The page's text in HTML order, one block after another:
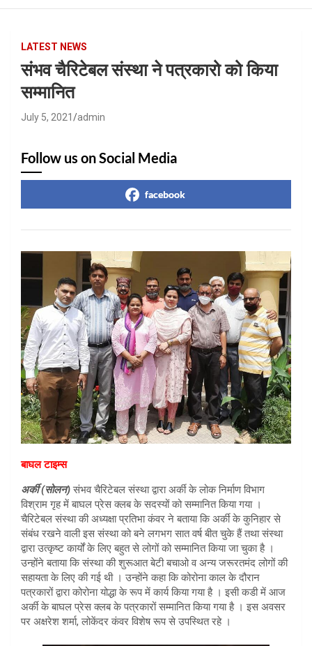
LATEST NEWS
संभव चैरिटेबल संस्था ने पत्रकारो को किया
सम्मानित
July 5, 2021 admin
Follow us on Social Media
facebook
बाघल टाइम्स
अर्की (सोलन) संभव चैरिटेबल संस्था द्वारा अर्की के लोक निर्माण विभाग
विश्राम गृह में बाघल प्रेस क्लब के सदस्यों को सम्मानित किया गया ।
चैरिटेबल संस्था की अध्यक्षा प्रतिभा कंवर ने बताया कि अर्की के कुनिहार से
संबंध रखने वाली इस संस्था को बने लगभग सात वर्ष बीत चुके हैं तथा संस्था
द्वारा उत्कृष्ट कार्यों के लिए बहुत से लोगों को सम्मानित किया जा चुका है ।
उन्होंने बताया कि संस्था की शुरूआत बेटी बचाओ व अन्य जरूरतमंद लोगों की
सहायता के लिए की गई थी । उन्होंने कहा कि कोरोना काल के दौरान
पत्रकारों द्वारा कोरोना योद्धा के रूप में कार्य किया गया है । इसी कडी में आज
अर्की के बाघल प्रेस क्लब के पत्रकारों सम्मानित किया गया है । इस अवसर
पर अक्षरेश शर्मा, लोकेंदर कंवर विशेष रूप से उपस्थित रहे ।